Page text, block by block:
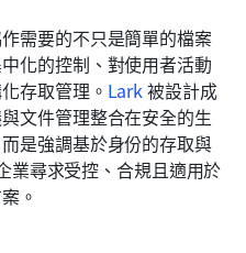
需要的不只是簡單的檔案
化的控制、對使用者活動
存取管理。 Lark 被設計成
文件管理整合在安全的生
是強調基於身份的存取與
業尋求受控、合規且適用於
。